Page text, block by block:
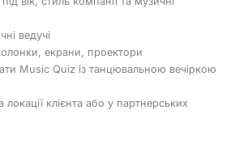
ведучі
екрани, проектори
Music Quiz із танцювальною вечіркою
локації клієнта або у партнерських